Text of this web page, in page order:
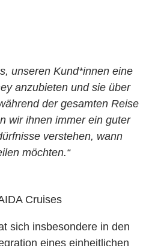
unseren Kund*innen eine
anzubieten und sie über
der gesamten Reise
wir ihnen immer ein guter
verstehen, wann
möchten.“
Cruises
sich insbesondere in den
eines einheitlichen